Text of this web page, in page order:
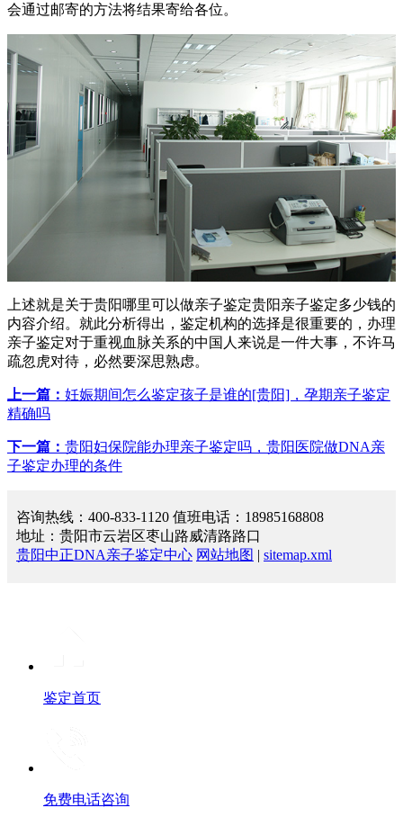
会通过邮寄的方法将结果寄给各位。
上述就是关于贵阳哪里可以做亲子鉴定贵阳亲子鉴定多少钱的
内容介绍。就此分析得出，鉴定机构的选择是很重要的，办理
亲子鉴定对于重视血脉关系的中国人来说是一件大事，不许马
疏忽虎对待，必然要深思熟虑。
上一篇： 妊娠期间怎么鉴定孩子是谁的[贵阳]，孕期亲子鉴定
精确吗
下一篇： 贵阳妇保院能办理亲子鉴定吗，贵阳医院做DNA亲
子鉴定办理的条件
咨询热线：400-833-1120 值班电话：18985168808
地址：贵阳市云岩区枣山路威清路路口
贵阳中正DNA亲子鉴定中心 网站地图 | sitemap.xml
鉴定首页
免费电话咨询